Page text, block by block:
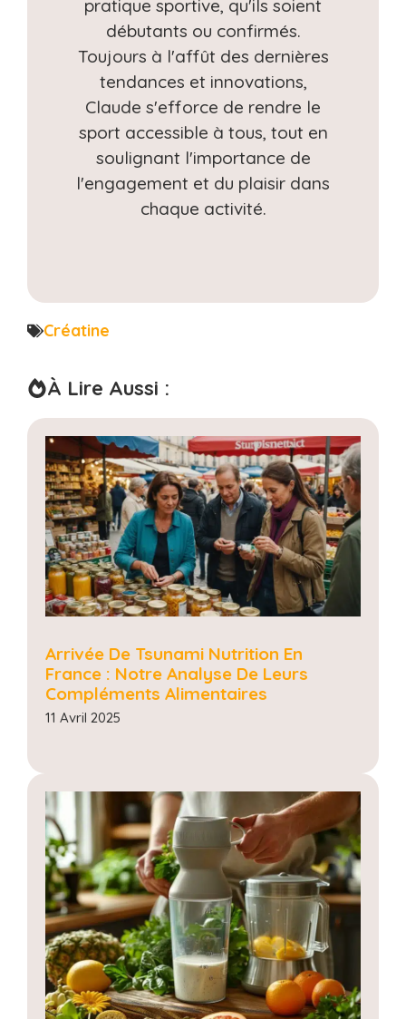
pratique sportive, qu'ils soient
débutants ou confirmés.
Toujours à l'affût des dernières
tendances et innovations,
Claude s'efforce de rendre le
sport accessible à tous, tout en
soulignant l'importance de
l'engagement et du plaisir dans
chaque activité.
Créatine
À Lire Aussi :
Arrivée De Tsunami Nutrition En
France : Notre Analyse De Leurs
Compléments Alimentaires
11 Avril 2025